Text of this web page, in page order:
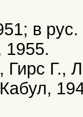
в
1955.
Г.,